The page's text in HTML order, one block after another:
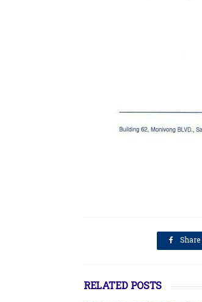
RELATED POSTS